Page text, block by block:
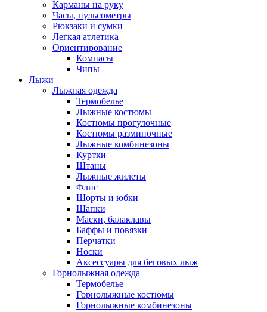
Карманы на руку
Часы, пульсометры
Рюкзаки и сумки
Легкая атлетика
Ориентирование
Компасы
Чипы
Лыжи
Лыжная одежда
Термобелье
Лыжные костюмы
Костюмы прогулочные
Костюмы разминочные
Лыжные комбинезоны
Куртки
Штаны
Лыжные жилеты
Флис
Шорты и юбки
Шапки
Маски, балаклавы
Баффы и повязки
Перчатки
Носки
Аксессуары для беговых лыж
Горнолыжная одежда
Термобелье
Горнолыжные костюмы
Горнолыжные комбинезоны